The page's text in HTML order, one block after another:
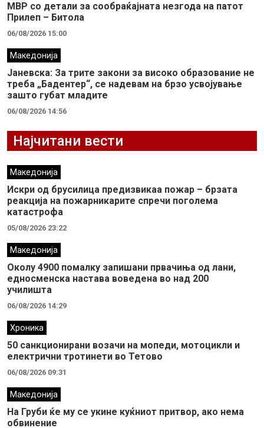
МВР со детали за сообраќајната незгода на патот
Прилеп – Битола
06/08/2026 15:00
Македонија
Јаневска: За трите закони за високо образование не
треба „Бадентер“, се надевам на брзо усвојување
зашто губат младите
06/08/2026 14:56
Најчитани вести
Македонија
Искри од брусилица предизвикаа пожар – брзата
реакција на пожарникарите спречи поголема
катастрофа
05/08/2026 23:22
Македонија
Околу 4900 помалку запишани првачиња од лани,
едносменска настава воведена во над 200
училишта
06/08/2026 14:29
Хроника
50 санкционирани возачи на мопеди, мотоцикли и
електрични тротинети во Тетово
06/08/2026 09:31
Македонија
На Груби ќе му се укине куќниот притвор, ако нема
обвинение